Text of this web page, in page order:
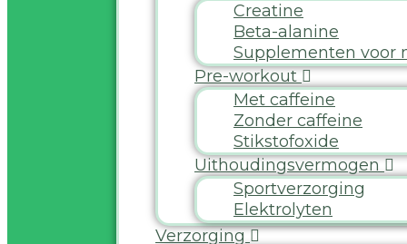
Creatine
Beta-alanine
Supplementen voor
Pre-workout
Met caffeine
Zonder caffeine
Stikstofoxide
Uithoudingsvermogen
Sportverzorging
Elektrolyten
Verzorging